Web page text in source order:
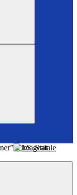
I.I.S. Statale